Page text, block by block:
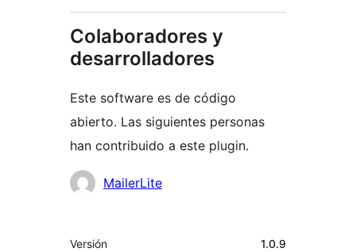
Colaboradores y
desarrolladores
Este software es de código
abierto. Las siguientes personas
han contribuido a este plugin.
Colaboradores
MailerLite
Meta
Versión 1.0.9